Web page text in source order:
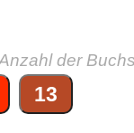
der
13